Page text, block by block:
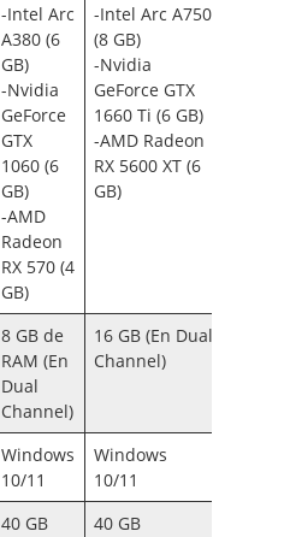
-Intel Arc
A380 (6
GB)
-Nvidia
GeForce
GTX
1060 (6
GB)
-AMD
Radeon
RX 570 (4
GB)
-Intel Arc A750
(8 GB)
-Nvidia
GeForce GTX
1660 Ti (6 GB)
-AMD Radeon
RX 5600 XT (6
GB)
8 GB de
RAM (En
Dual
Channel)
16 GB (En Dual
Channel)
Windows
10/11
Windows
10/11
40 GB 40 GB